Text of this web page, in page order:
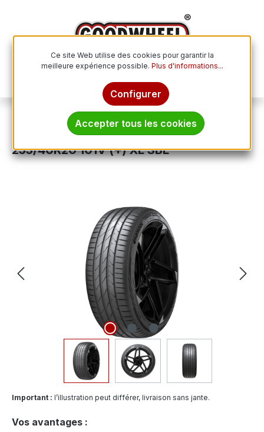
HANKOOK VENTUS EVO SUV (+)
255/40R20 101V (+) XL SBL
Ignorer la galerie d'images
Important : l’illustration peut différer, livraison sans jante.
Vos avantages :
Ce site Web utilise des cookies pour garantir la
meilleure expérience possible. Plus d'informations...
Configurer
Accepter tous les cookies